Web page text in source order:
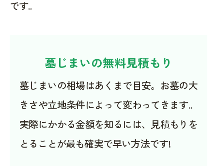
です。
墓じまいの無料見積もり
墓じまいの相場はあくまで目安。お墓の大
きさや立地条件によって変わってきます。
実際にかかる金額を知るには、見積もりを
とることが最も確実で早い方法です!